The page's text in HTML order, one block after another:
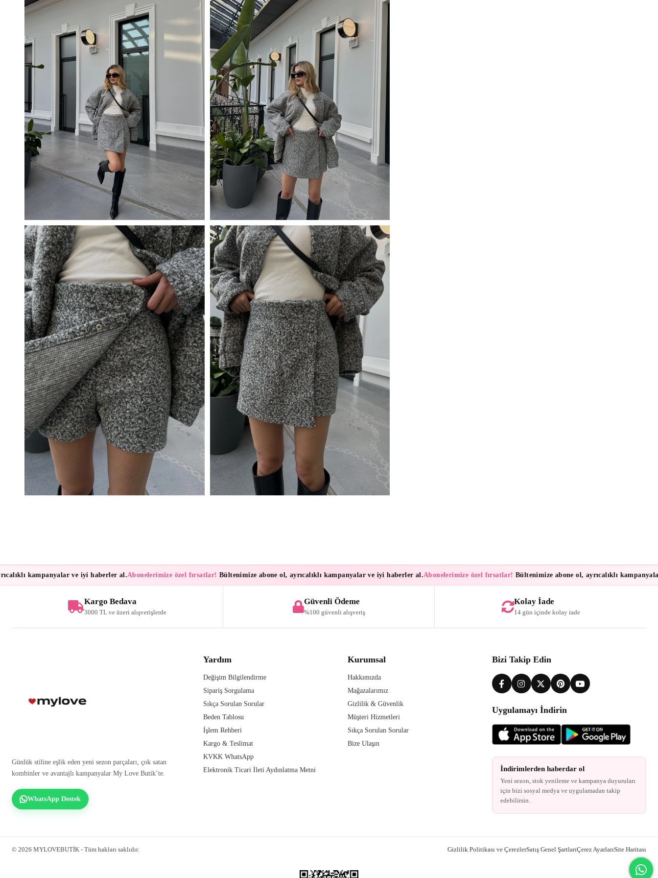
kampanyalar ve iyi haberler al.Abonelerimize özel fırsatlar!Bültenimize abone ol, ayrıcalıklı kampanyalar ve iyi haberler al.Abonelerimize özel fırsatlar!Bültenimize abone ol, ayrıcalıklı kampanyalar
Kargo Bedava
3000 TL ve üzeri alışverişlerde
Güvenli Ödeme
%100 güvenli alışveriş
Kolay İade
14 gün içinde kolay iade
Günlük stiline eşlik eden yeni sezon parçaları, çok satan
kombinler ve avantajlı kampanyalar My Love Butik’te.
WhatsApp Destek
Yardım
Değişim Bilgilendirme
Sipariş Sorgulama
Sıkça Sorulan Sorular
Beden Tablosu
İşlem Rehberi
Kargo & Teslimat
KVKK WhatsApp
Elektronik Ticari İleti Aydınlatma Metni
Kurumsal
Hakkımızda
Mağazalarımız
Gizlilik & Güvenlik
Müşteri Hizmetleri
Sıkça Sorulan Sorular
Bize Ulaşın
Bizi Takip Edin
Uygulamayı İndirin
İndirimlerden haberdar ol
Yeni sezon, stok yenileme ve kampanya duyuruları
için bizi sosyal medya ve uygulamadan takip
edebilirsin.
© 2026 MYLOVEBUTİK - Tüm hakları saklıdır. Gizlilik Politikası ve ÇerezlerSatış Genel ŞartlarıÇerez AyarlarıSite Haritası